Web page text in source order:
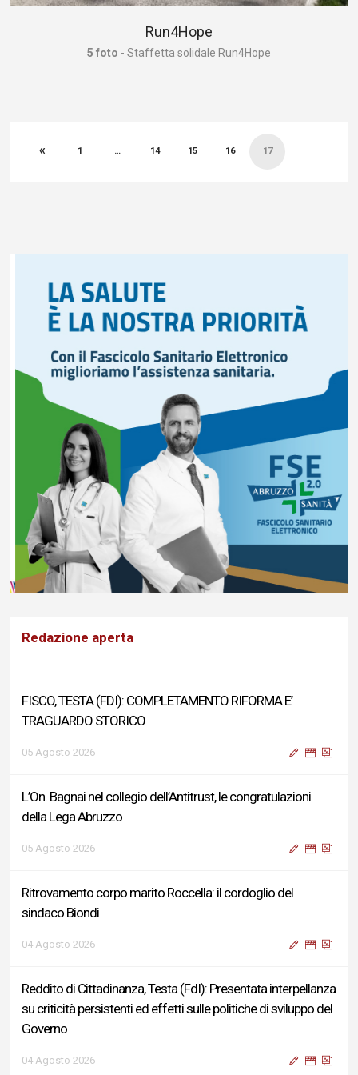
Run4Hope
5 foto - Staffetta solidale Run4Hope
degli
« 1 … 14 15 16 17
Redazione aperta
FISCO, TESTA (FDI): COMPLETAMENTO RIFORMA E’
TRAGUARDO STORICO
05 Agosto 2026
L’On. Bagnai nel collegio dell’Antitrust, le congratulazioni
della Lega Abruzzo
05 Agosto 2026
Ritrovamento corpo marito Roccella: il cordoglio del
sindaco Biondi
04 Agosto 2026
Reddito di Cittadinanza, Testa (FdI): Presentata interpellanza
su criticità persistenti ed effetti sulle politiche di sviluppo del
Governo
04 Agosto 2026